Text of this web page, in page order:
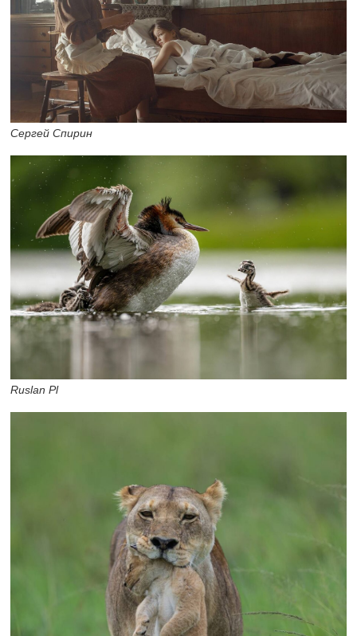
Сергей Спирин
Ruslan Pl